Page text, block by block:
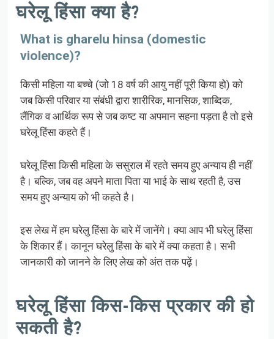
घरेलू हिंसा क्या है?
What is gharelu hinsa (domestic
violence)?
किसी महिला या बच्चे (जो 18 वर्ष की आयु नहीं पूरी किया हो) को
जब किसी परिवार या संबंधी द्वारा शारीरिक, मानसिक, शाब्दिक,
लैंगिक व आर्थिक रूप से जब कष्ट या अपमान सहना पड़ता है तो इसे
घरेलू हिंसा कहते हैं।
घरेलू हिंसा किसी महिला के ससुराल में रहते समय हुए अन्याय ही नहीं
है। बल्कि, जब वह अपने माता पिता या भाई के साथ रहती है, उस
समय हुए अन्याय को भी कहते है।
इस लेख में हम घरेलु हिंसा के बारे में जानेंगे। क्या आप भी घरेलु हिंसा
के शिकार हैं। कानून घरेलु हिंसा के बारे में क्या कहता है। सभी
जानकारी को जानने के लिए लेख को अंत तक पढ़ें।
घरेलू हिंसा किस-किस प्रकार की हो
सकती है?